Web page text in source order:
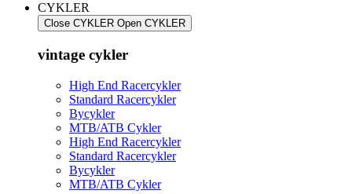
CYKLER
Close CYKLER Open CYKLER
vintage cykler
High End Racercykler
Standard Racercykler
Bycykler
MTB/ATB Cykler
High End Racercykler
Standard Racercykler
Bycykler
MTB/ATB Cykler